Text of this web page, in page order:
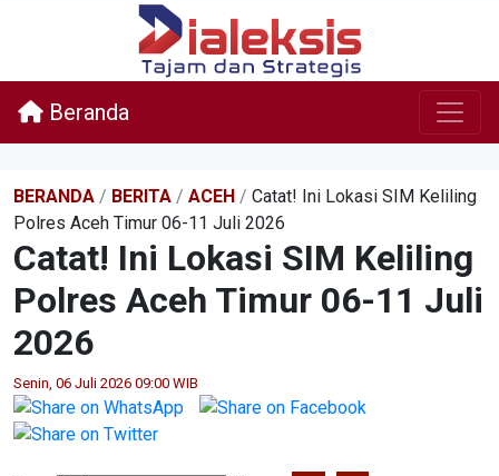
Beranda
BERANDA / BERITA / ACEH / Catat! Ini Lokasi SIM Keliling
Polres Aceh Timur 06-11 Juli 2026
Catat! Ini Lokasi SIM Keliling
Polres Aceh Timur 06-11 Juli
2026
Senin, 06 Juli 2026 09:00 WIB